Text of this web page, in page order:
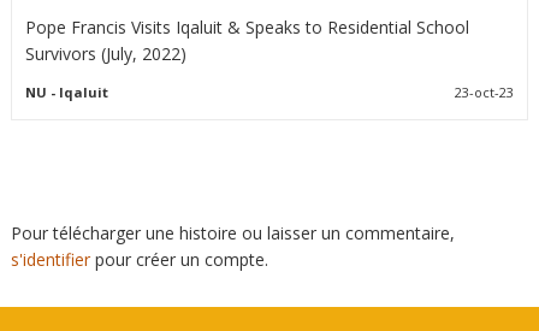
Pope Francis Visits Iqaluit & Speaks to Residential School
Survivors (July, 2022)
NU - Iqaluit 23-oct-23
Pour télécharger une histoire ou laisser un commentaire,
s'identifierpour créer un compte.